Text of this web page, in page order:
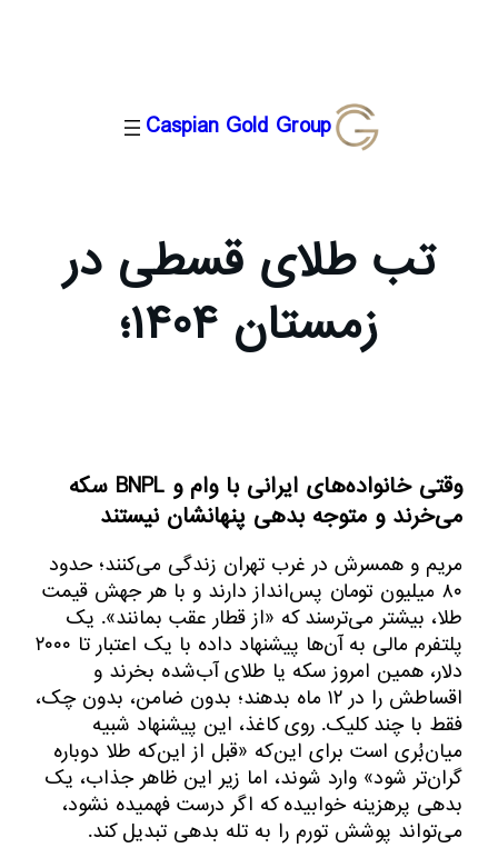
Caspian Gold Group
تب طلای قسطی در
زمستان ۱۴۰۴؛
وقتی خانواده‌های ایرانی با وام و BNPL سکه
می‌خرند و متوجه بدهی پنهانشان نیستند
مریم و همسرش در غرب تهران زندگی می‌کنند؛ حدود
۸۰ میلیون تومان پس‌انداز دارند و با هر جهش قیمت
طلا، بیشتر می‌ترسند که «از قطار عقب بمانند». یک
پلتفرم مالی به آن‌ها پیشنهاد داده با یک اعتبار تا ۲۰۰۰
دلار، همین امروز سکه یا طلای آب‌شده بخرند و
اقساطش را در ۱۲ ماه بدهند؛ بدون ضامن، بدون چک،
فقط با چند کلیک. روی کاغذ، این پیشنهاد شبیه
میان‌بُری است برای این‌که «قبل از این‌که طلا دوباره
گران‌تر شود» وارد شوند، اما زیر این ظاهر جذاب، یک
بدهی پرهزینه خوابیده که اگر درست فهمیده نشود،
می‌تواند پوشش تورم را به تله بدهی تبدیل کند.